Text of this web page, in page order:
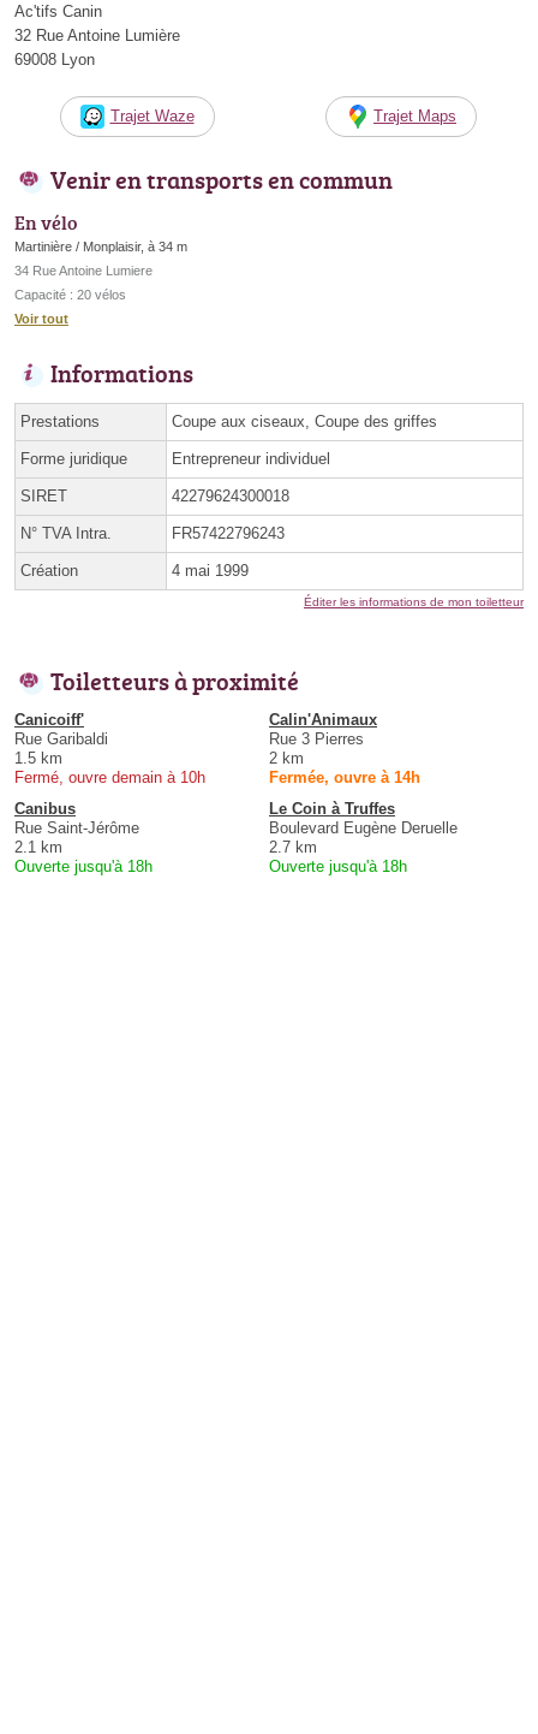
Ac'tifs Canin
32 Rue Antoine Lumière
69008 Lyon
Trajet Waze Trajet Maps
Venir en transports en commun
En vélo
Martinière / Monplaisir, à 34 m
34 Rue Antoine Lumiere
Capacité : 20 vélos
Voir tout
Informations
Prestations Coupe aux ciseaux, Coupe des griffes
Forme juridique Entrepreneur individuel
SIRET 42279624300018
N° TVA Intra. FR57422796243
Création 4 mai 1999
Éditer les informations de mon toiletteur
Toiletteurs à proximité
Canicoiff'
Rue Garibaldi
1.5 km
Fermé, ouvre demain à 10h
Calin'Animaux
Rue 3 Pierres
2 km
Fermée, ouvre à 14h
Canibus
Rue Saint-Jérôme
2.1 km
Ouverte jusqu'à 18h
Le Coin à Truffes
Boulevard Eugène Deruelle
2.7 km
Ouverte jusqu'à 18h